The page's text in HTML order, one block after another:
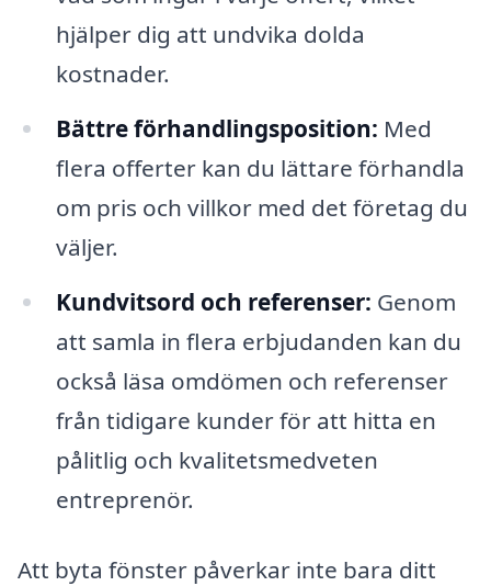
hjälper dig att undvika dolda
kostnader.
Bättre förhandlingsposition: Med
flera offerter kan du lättare förhandla
om pris och villkor med det företag du
väljer.
Kundvitsord och referenser: Genom
att samla in flera erbjudanden kan du
också läsa omdömen och referenser
från tidigare kunder för att hitta en
pålitlig och kvalitetsmedveten
entreprenör.
Att byta fönster påverkar inte bara ditt